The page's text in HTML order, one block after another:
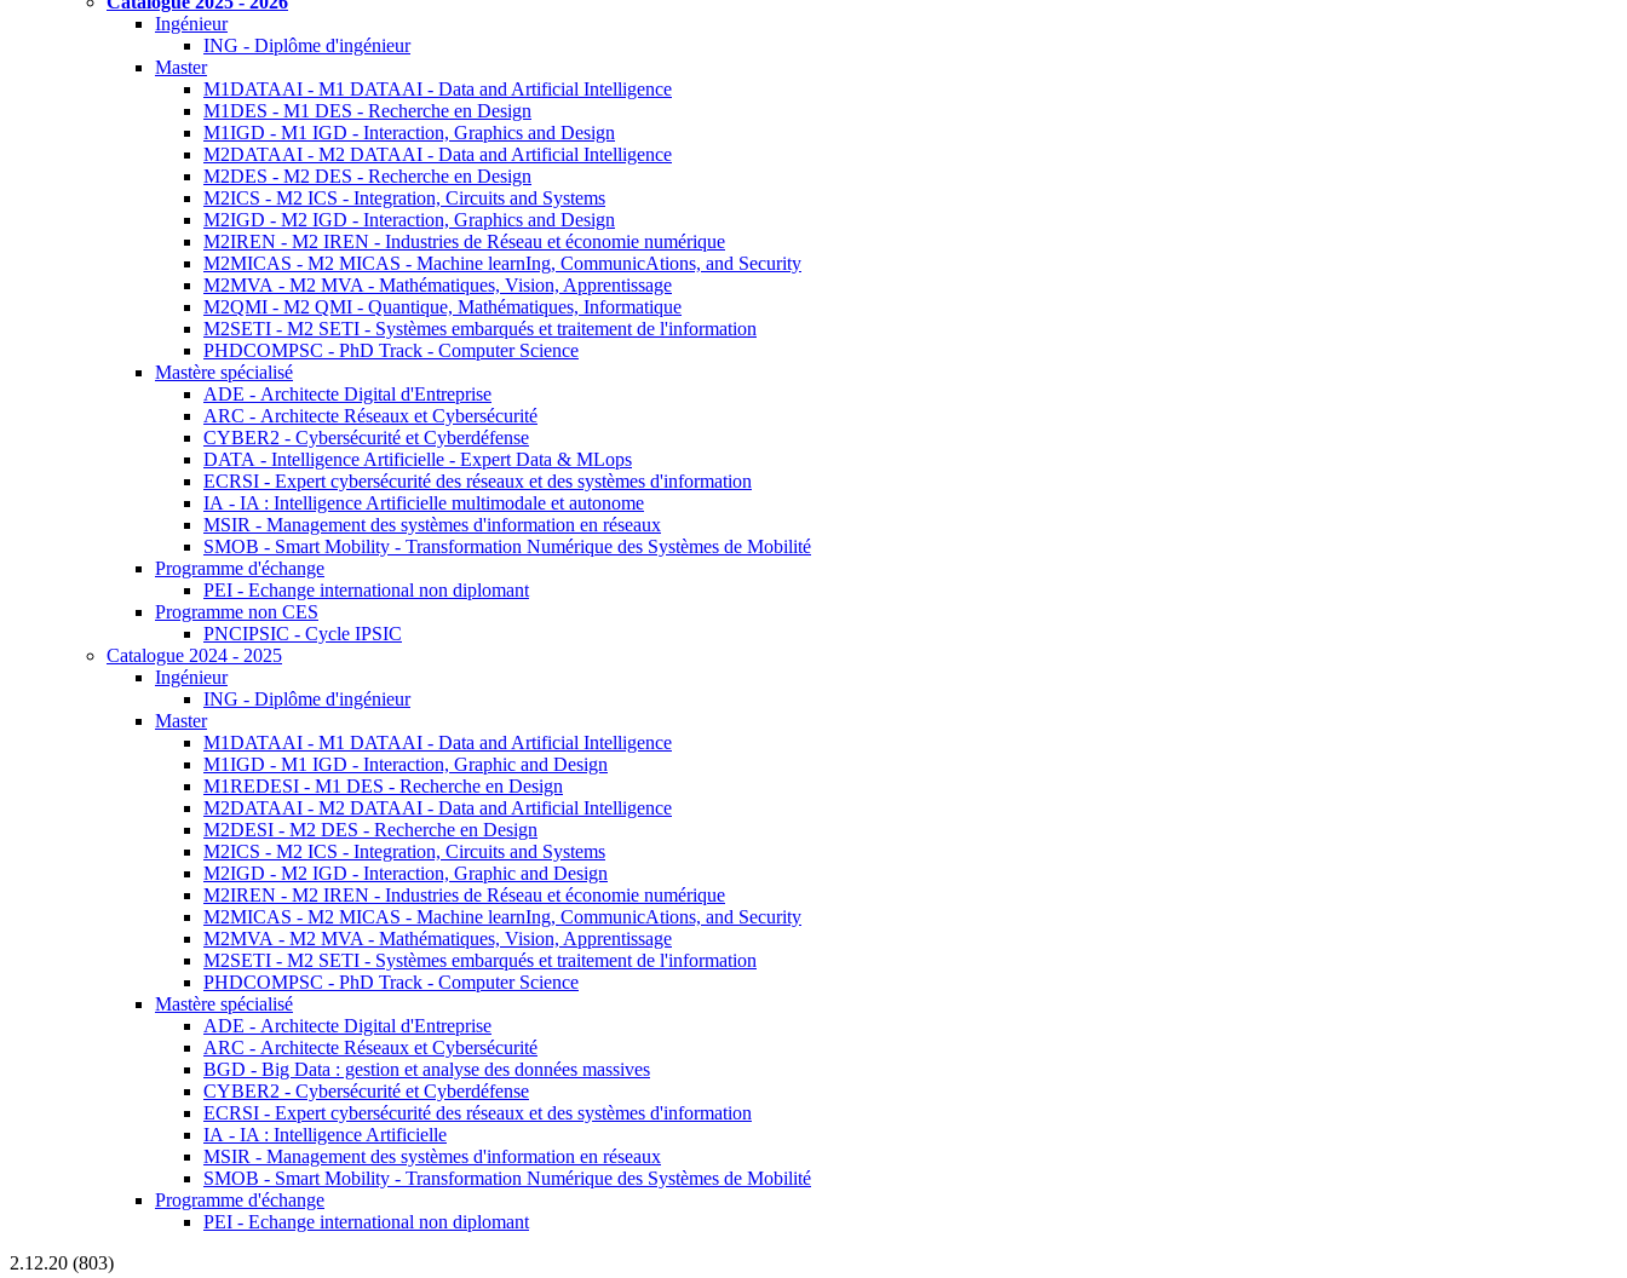
Ingénieur
ING - Diplôme d'ingénieur
Master
M1DATAAI - M1 DATAAI - Data and Artificial Intelligence
M1DES - M1 DES - Recherche en Design
M1IGD - M1 IGD - Interaction, Graphics and Design
M2DATAAI - M2 DATAAI - Data and Artificial Intelligence
M2DES - M2 DES - Recherche en Design
M2ICS - M2 ICS - Integration, Circuits and Systems
M2IGD - M2 IGD - Interaction, Graphics and Design
M2IREN - M2 IREN - Industries de Réseau et économie numérique
M2MICAS - M2 MICAS - Machine learnIng, CommunicAtions, and Security
M2MVA - M2 MVA - Mathématiques, Vision, Apprentissage
M2QMI - M2 QMI - Quantique, Mathématiques, Informatique
M2SETI - M2 SETI - Systèmes embarqués et traitement de l'information
PHDCOMPSC - PhD Track - Computer Science
Mastère spécialisé
ADE - Architecte Digital d'Entreprise
ARC - Architecte Réseaux et Cybersécurité
CYBER2 - Cybersécurité et Cyberdéfense
DATA - Intelligence Artificielle - Expert Data & MLops
ECRSI - Expert cybersécurité des réseaux et des systèmes d'information
IA - IA : Intelligence Artificielle multimodale et autonome
MSIR - Management des systèmes d'information en réseaux
SMOB - Smart Mobility - Transformation Numérique des Systèmes de Mobilité
Programme d'échange
PEI - Echange international non diplomant
Programme non CES
PNCIPSIC - Cycle IPSIC
Catalogue 2024 - 2025
Ingénieur
ING - Diplôme d'ingénieur
Master
M1DATAAI - M1 DATAAI - Data and Artificial Intelligence
M1IGD - M1 IGD - Interaction, Graphic and Design
M1REDESI - M1 DES - Recherche en Design
M2DATAAI - M2 DATAAI - Data and Artificial Intelligence
M2DESI - M2 DES - Recherche en Design
M2ICS - M2 ICS - Integration, Circuits and Systems
M2IGD - M2 IGD - Interaction, Graphic and Design
M2IREN - M2 IREN - Industries de Réseau et économie numérique
M2MICAS - M2 MICAS - Machine learnIng, CommunicAtions, and Security
M2MVA - M2 MVA - Mathématiques, Vision, Apprentissage
M2SETI - M2 SETI - Systèmes embarqués et traitement de l'information
PHDCOMPSC - PhD Track - Computer Science
Mastère spécialisé
ADE - Architecte Digital d'Entreprise
ARC - Architecte Réseaux et Cybersécurité
BGD - Big Data : gestion et analyse des données massives
CYBER2 - Cybersécurité et Cyberdéfense
ECRSI - Expert cybersécurité des réseaux et des systèmes d'information
IA - IA : Intelligence Artificielle
MSIR - Management des systèmes d'information en réseaux
SMOB - Smart Mobility - Transformation Numérique des Systèmes de Mobilité
Programme d'échange
PEI - Echange international non diplomant
2.12.20 (803)